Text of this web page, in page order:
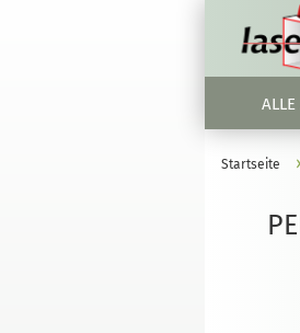
ALLE
Startseite